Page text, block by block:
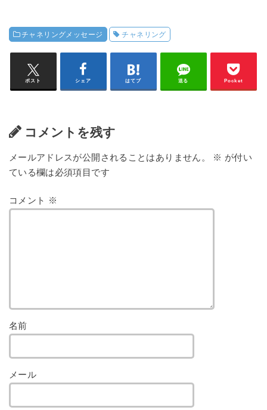
チャネリングメッセージ チャネリング
ポスト シェア はてブ 送る Pocket
コメントを残す
メールアドレスが公開されることはありません。 ※ が付い
ている欄は必須項目です
コメント ※
名前
メール